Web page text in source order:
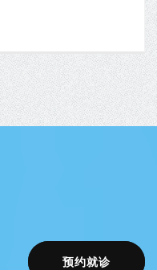
预约就诊